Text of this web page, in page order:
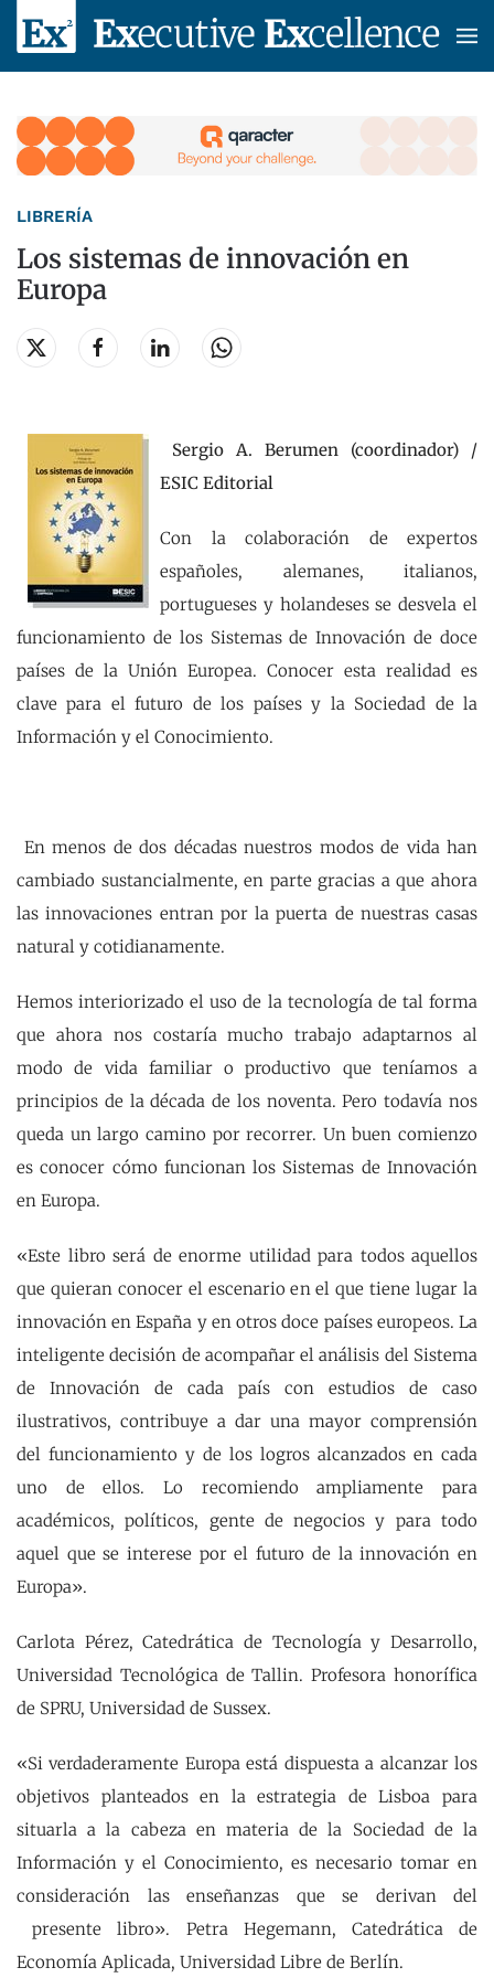
Skip to main content
LIBRERÍA
Los sistemas de innovación en
Europa
Sergio A. Berumen (coordinador) /
ESIC Editorial
Con la colaboración de expertos
españoles, alemanes, italianos,
portugueses y holandeses se desvela el
funcionamiento de los Sistemas de Innovación de doce
países de la Unión Europea. Conocer esta realidad es
clave para el futuro de los países y la Sociedad de la
Información y el Conocimiento.
En menos de dos décadas nuestros modos de vida han
cambiado sustancialmente, en parte gracias a que ahora
las innovaciones entran por la puerta de nuestras casas
natural y cotidianamente.
Hemos interiorizado el uso de la tecnología de tal forma
que ahora nos costaría mucho trabajo adaptarnos al
modo de vida familiar o productivo que teníamos a
principios de la década de los noventa. Pero todavía nos
queda un largo camino por recorrer. Un buen comienzo
es conocer cómo funcionan los Sistemas de Innovación
en Europa.
«Este libro será de enorme utilidad para todos aquellos
que quieran conocer el escenario en el que tiene lugar la
innovación en España y en otros doce países europeos. La
inteligente decisión de acompañar el análisis del Sistema
de Innovación de cada país con estudios de caso
ilustrativos, contribuye a dar una mayor comprensión
del funcionamiento y de los logros alcanzados en cada
uno de ellos. Lo recomiendo ampliamente para
académicos, políticos, gente de negocios y para todo
aquel que se interese por el futuro de la innovación en
Europa».
Carlota Pérez, Catedrática de Tecnología y Desarrollo,
Universidad Tecnológica de Tallin. Profesora honorífica
de SPRU, Universidad de Sussex.
«Si verdaderamente Europa está dispuesta a alcanzar los
objetivos planteados en la estrategia de Lisboa para
situarla a la cabeza en materia de la Sociedad de la
Información y el Conocimiento, es necesario tomar en
consideración las enseñanzas que se derivan del
presente libro». Petra Hegemann, Catedrática de
Economía Aplicada, Universidad Libre de Berlín.